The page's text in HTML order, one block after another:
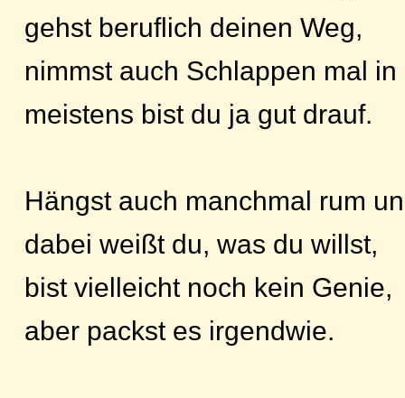
gehst beruflich deinen Weg,
nimmst auch Schlappen mal in
meistens bist du ja gut drauf.
Hängst auch manchmal rum
dabei weißt du, was du willst,
bist vielleicht noch kein Genie,
aber packst es irgendwie.